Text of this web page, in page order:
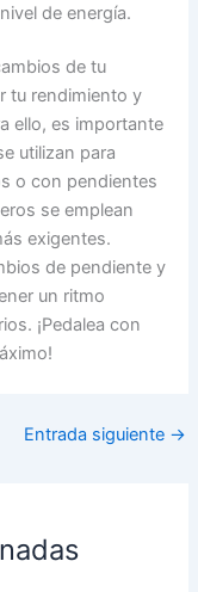
de energía.
de tu
tu rendimiento y
ello, es importante
utilizan para
o con pendientes
se emplean
exigentes.
de pendiente y
un ritmo
¡Pedalea con
Entrada siguiente →